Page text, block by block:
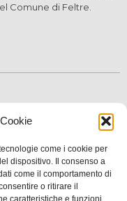
come i cookie per
dispositivo. Il consenso a
come il comportamento di
o ritirare il
caratteristiche e funzioni.
Comune di Feltre.